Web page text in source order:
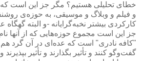
خطای تحلیلی هستیم؟ مگر جز این است كه
و فیلم و وبلاگ و موسیقی، به حوزه‌ی
كاركردی بیشتر نخبه‌گرایانه -و البته گهگاه
جز این است مجموع حوزه‌هایی كه از آنها
"كافه نادری" است كه عده‌ای در آن گرد هم
گفت‌و‌گو كنند و تأثیر بگذارند و تأثیر بپذیرند